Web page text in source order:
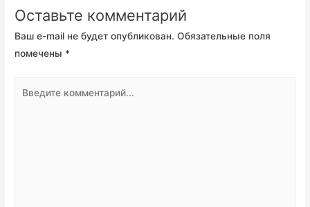
Оставьте комментарий
Ваш e-mail не будет опубликован. Обязательные поля
помечены *